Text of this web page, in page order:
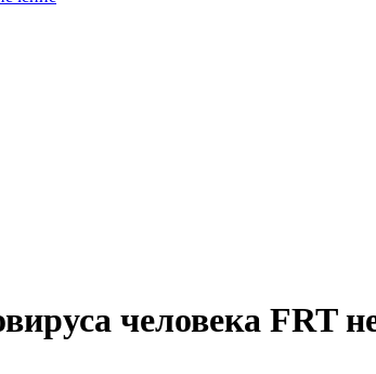
человека FRT